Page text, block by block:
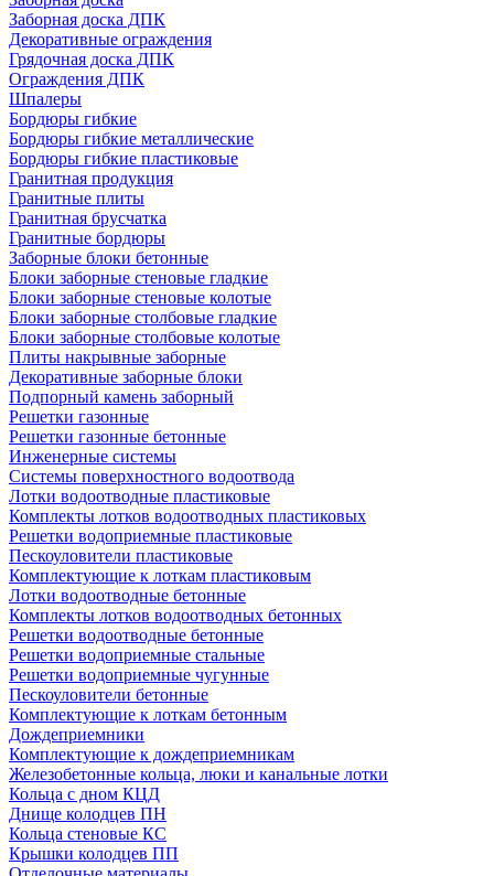
Заборная доска ДПК
Декоративные ограждения
Грядочная доска ДПК
Ограждения ДПК
Шпалеры
Бордюры гибкие
Бордюры гибкие металлические
Бордюры гибкие пластиковые
Гранитная продукция
Гранитные плиты
Гранитная брусчатка
Гранитные бордюры
Заборные блоки бетонные
Блоки заборные стеновые гладкие
Блоки заборные стеновые колотые
Блоки заборные столбовые гладкие
Блоки заборные столбовые колотые
Плиты накрывные заборные
Декоративные заборные блоки
Подпорный камень заборный
Решетки газонные
Решетки газонные бетонные
Инженерные системы
Системы поверхностного водоотвода
Лотки водоотводные пластиковые
Комплекты лотков водоотводных пластиковых
Решетки водоприемные пластиковые
Пескоуловители пластиковые
Комплектующие к лоткам пластиковым
Лотки водоотводные бетонные
Комплекты лотков водоотводных бетонных
Решетки водоотводные бетонные
Решетки водоприемные стальные
Решетки водоприемные чугунные
Пескоуловители бетонные
Комплектующие к лоткам бетонным
Дождеприемники
Комплектующие к дождеприемникам
Железобетонные кольца, люки и канальные лотки
Кольца с дном КЦД
Днище колодцев ПН
Кольца стеновые КС
Крышки колодцев ПП